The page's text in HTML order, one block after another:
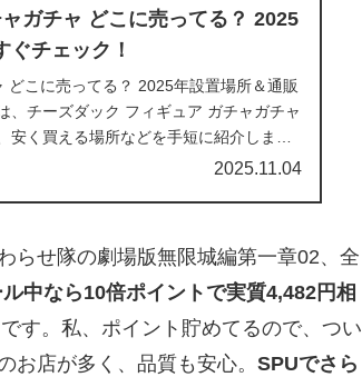
ガチャ どこに売ってる？ 2025
チェック！
こに売ってる？ 2025年設置場所＆通販
、チーズダック フィギュア ガチャガチャ
安く買える場所などを手短に紹介しま
2025.11.04
らせ隊の劇場版無限城編第一章02、全
中なら10倍ポイントで実質4,482円相
です。私、ポイント貯めてるので、つい
お店が多く、品質も安心。 SPUでさら